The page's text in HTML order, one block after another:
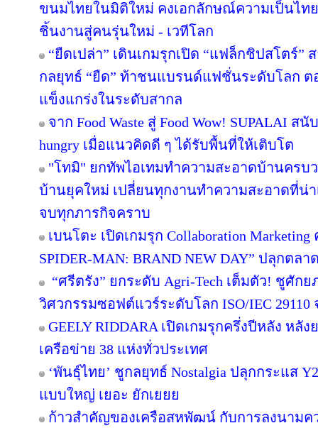
ขนมไทยในมิติใหม่ คงเอกลักษณ์ความเป็นไท
ชิ้นงานสู่คนรุ่นใหม่ - เวทีโลก
“ยืดเปล่า” เดินเกมรุกเปิด “แฟล็กชิปสโตร์”
กลยุทธ์ “ยืด” ท้าชนแบรนด์แฟชั่นระดับโลก
แข็งแกร่งในระดับสากล
จาก Food Waste สู่ Food Wow! SUPALAI ส
hungry เมื่อแนวคิดดี ๆ ได้รับพื้นที่ให้เติบโต
"โทมิ" ยกทัพไอเทมทำความสะอาดบ้านครบ
บ้านยุคใหม่ เปลี่ยนทุกงานทำความสะอาดที่น่า
จบทุกภารกิจคราบ
เบนโตะ เปิดเกมรุก Collaboration
SPIDER-MAN: BRAND NEW DAY” ปลุกต
“ศรีตรัง” ยกระดับ Agri-Tech เต็มตัว! ชูศัก
วิศวกรรมซอฟต์แวร์ระดับโลก ISO/IEC 29110
GEELY RIDDARA เปิดเกมรุกครึ่งปีหลัง หลั
เครือข่าย 38 แห่งทั่วประเทศ
‘พันธุ์ไทย’ ชูกลยุทธ์ Nostalgia ปลุกกระแส
แบบใหญ่ เยอะ ยักเยยย
ก้าวสำคัญของเครือสหพัฒน์ กับการลงนามค